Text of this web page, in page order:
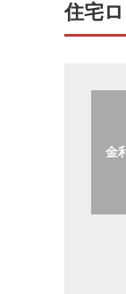
住宅
金